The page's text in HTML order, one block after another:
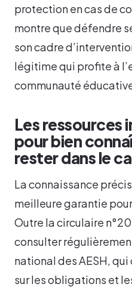
protection en cas de
montre que défendre
son cadre
légitime qui profite à
communauté
Les ressources
pour bien
rester dans le
La connaissance
meilleure garantie
Outre la circulaire
consulter
national des AESH,
sur les obligations et